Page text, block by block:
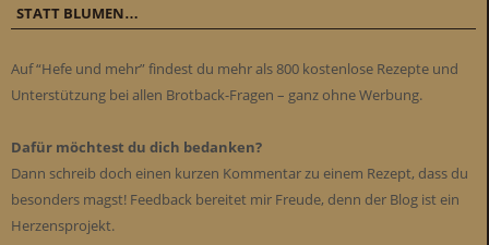
STATT BLUMEN…
Auf “Hefe und mehr” findest du mehr als 800 kostenlose Rezepte und
Unterstützung bei allen Brotback-Fragen – ganz ohne Werbung.
Dafür möchtest du dich bedanken?
Dann schreib doch einen kurzen Kommentar zu einem Rezept, dass du
besonders magst! Feedback bereitet mir Freude, denn der Blog ist ein
Herzensprojekt.